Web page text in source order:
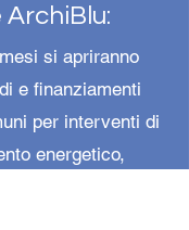
ArchiBlu:
si apriranno
e finanziamenti
per interventi di
energetico,